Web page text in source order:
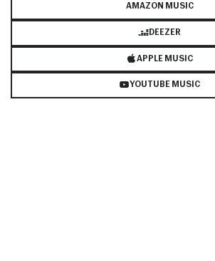
AMAZON MUSIC
DEEZER
APPLE MUSIC
YOUTUBE MUSIC